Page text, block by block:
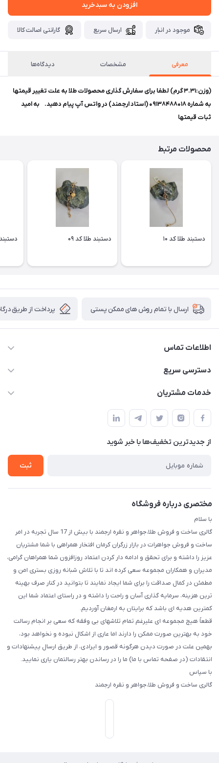
افزودن به سبدخرید
موجود در انبار ارسال سریع گارانتی اصالت کالا
معرفی مشخصات دیدگاه‌ها
(وزن:۳.۳۱ گرم) لطفا برای سفارش گذاری محصولات طلا به علت تغییر قیمتها
به شماره ۰۹۱۳۸۴۸۸۰۱۸ (استاد ارجمند) در واتس آپ پیام دهید. به امید
ثبات قیمتها
محصولات مرتبط
دستبند طلا کد ۱۰ دستبند طلا کد ۰۹ دستبند
ارسال با تمام روش های ممکن پستی پرداخت از طریق
اطلاعات تماس
09138488018 - 09124949856
-گالری طلا،جواهر و نقره ارجمند
دسترسی سریع
حساب کاربری
لیست محصولات
درباره ما
خدمات مشتریان
قوانین و مقررات
حریم خصوصی
راهنما
از جدید‌ترین تخفیف‌ها با‌ خبر شوید
ثبت
مختصری درباره فروشگاه
با سلام
گالری ساخت و فروش طلا،جواهر و نقره ارجمند با بیش از 17 سال تجربه در امر
ساخت و فروش جواهرات در بازار زرگران کرمان افتخار همراهی با شما مشتریان
عزیز را داشته و برای تحقق و ادامه دار کردن اعتماد روزافزون شما همراهان گرامی،
مدیران و همکاران مجموعه سعی کرده اند تا با تلاش شبانه روزی بستری امن و
مطمئن در کمال صداقت را برای شما ایجاد نمایند تا بتوانید در کنار صرف بهینه
ترین هزینه، سرمایه گذاری آسان و راحت را داشته و در راستای اعتماد شما این
کمترین هدیه ای باشد که برایتان به ارمغان آوردیم.
قطعاً هیچ مجموعه ای علیرغم تمام تلاشهای بی وفقه که سعی بر انجام رسالت
خود به بهترین صورت ممکن را دارند اما عاری از اشکال نبوده و نخواهد بود،
بهمین علت در صورت دیدن هرگونه قصور و ایرادی، از طریق ارسال پیشنهادات و
انتقادات (در صفحه تماس با ما) ما را در رساندن بهتر رسالتمان یاری نمایید.
با سپاس
گالری ساخت و فروش طلا،جواهر و نقره ارجمند